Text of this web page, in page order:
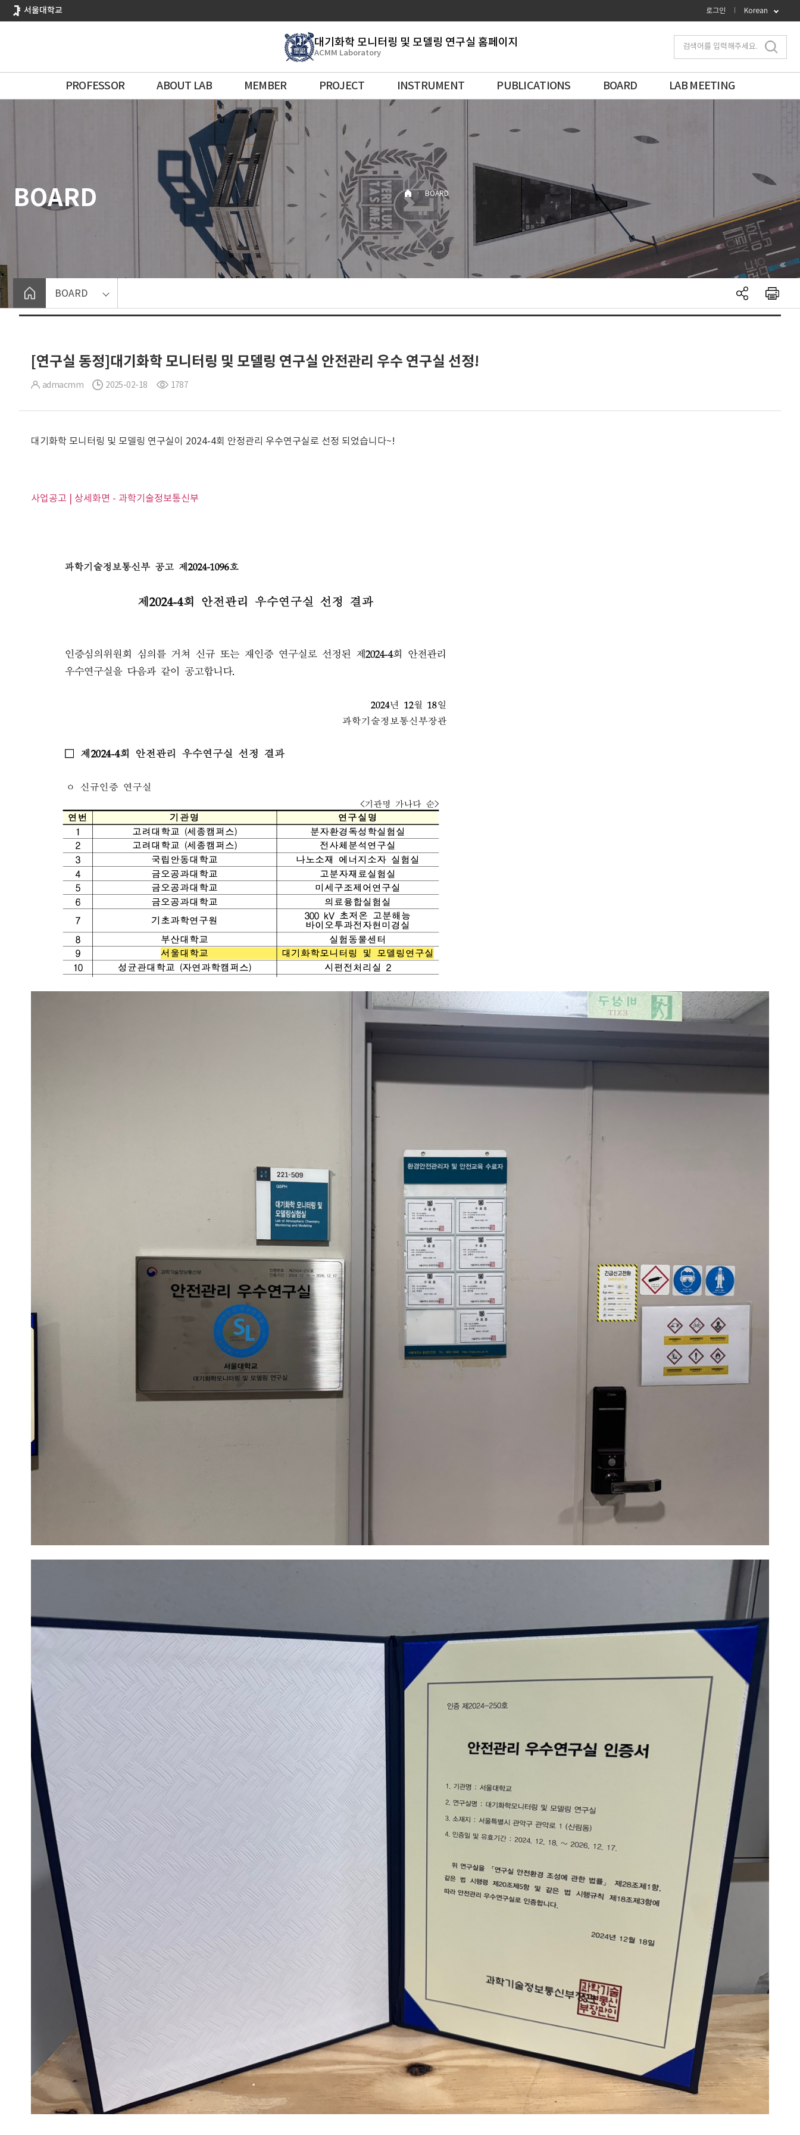
로
서울대학교 로그인 Korean
대기화학 모니터링 및 모델링 연구실 홈페이지
ACMM Laboratory
PROFESSOR ABOUT LAB MEMBER PROJECT INSTRUMENT PUBLICATIONS BOARD LAB MEETING
검색어를 입력해주세요.
BOARD · BOARD
BOARD
[연구실 동정]대기화학 모니터링 및 모델링 연구실 안전관리 우수 연구실 선정!
admacmm 2025-02-18 1787
대기화학 모니터링 및 모델링 연구실이 2024-4회 안정관리 우수연구실로 선정 되었습니다~!
사업공고 | 상세화면 - 과학기술정보통신부